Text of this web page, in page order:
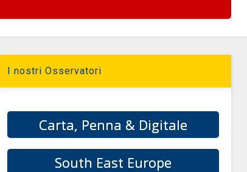
I nostri Osservatori
Carta, Penna & Digitale
South East Europe